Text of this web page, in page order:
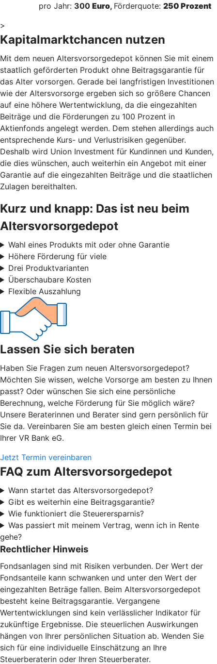
pro Jahr: 300 Euro, Förderquote: 250 Prozent
>
Kapitalmarktchancen nutzen
Mit dem neuen Altersvorsorgedepot können Sie mit einem
staatlich geförderten Produkt ohne Beitragsgarantie für
das Alter vorsorgen. Gerade bei langfristigen Investitionen
wie der Altersvorsorge ergeben sich so größere Chancen
auf eine höhere Wertentwicklung, da die eingezahlten
Beiträge und die Förderungen zu 100 Prozent in
Aktienfonds angelegt werden. Dem stehen allerdings auch
entsprechende Kurs- und Verlustrisiken gegenüber.
Deshalb wird Union Investment für Kundinnen und Kunden,
die dies wünschen, auch weiterhin ein Angebot mit einer
Garantie auf die eingezahlten Beiträge und die staatlichen
Zulagen bereithalten.
Kurz und knapp: Das ist neu beim
Altersvorsorgedepot
Wahl eines Produkts mit oder ohne Garantie
Höhere Förderung für viele
Drei Produktvarianten
Überschaubare Kosten
Flexible Auszahlung
Lassen Sie sich beraten
Haben Sie Fragen zum neuen Altersvorsorgedepot?
Möchten Sie wissen, welche Vorsorge am besten zu Ihnen
passt? Oder wünschen Sie sich eine persönliche
Berechnung, welche Förderung für Sie möglich wäre?
Unsere Beraterinnen und Berater sind gern persönlich für
Sie da. Vereinbaren Sie am besten gleich einen Termin bei
Ihrer VR Bank eG.
Jetzt Termin vereinbaren
FAQ zum Altersvorsorgedepot
Wann startet das Altersvorsorgedepot?
Gibt es weiterhin eine Beitragsgarantie?
Wie funktioniert die Steuerersparnis?
Was passiert mit meinem Vertrag, wenn ich in Rente
gehe?
Rechtlicher Hinweis
Fondsanlagen sind mit Risiken verbunden. Der Wert der
Fondsanteile kann schwanken und unter den Wert der
eingezahlten Beträge fallen. Beim Altersvorsorgedepot
besteht keine Beitragsgarantie. Vergangene
Wertentwicklungen sind kein verlässlicher Indikator für
zukünftige Ergebnisse. Die steuerlichen Auswirkungen
hängen von Ihrer persönlichen Situation ab. Wenden Sie
sich für eine individuelle Einschätzung an Ihre
Steuerberaterin oder Ihren Steuerberater.